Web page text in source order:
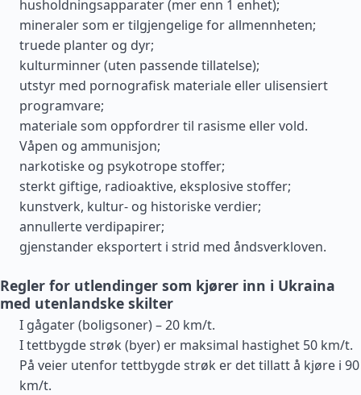
husholdningsapparater (mer enn 1 enhet);
mineraler som er tilgjengelige for allmennheten;
truede planter og dyr;
kulturminner (uten passende tillatelse);
utstyr med pornografisk materiale eller ulisensiert
programvare;
materiale som oppfordrer til rasisme eller vold.
Våpen og ammunisjon;
narkotiske og psykotrope stoffer;
sterkt giftige, radioaktive, eksplosive stoffer;
kunstverk, kultur- og historiske verdier;
annullerte verdipapirer;
gjenstander eksportert i strid med åndsverkloven.
Regler for utlendinger som kjører inn i Ukraina
med utenlandske skilter
I gågater (boligsoner) – 20 km/t.
I tettbygde strøk (byer) er maksimal hastighet 50 km/t.
På veier utenfor tettbygde strøk er det tillatt å kjøre i 90
km/t.